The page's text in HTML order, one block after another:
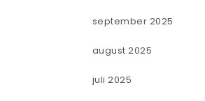
september 2025
august 2025
juli 2025